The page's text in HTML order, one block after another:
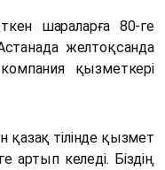
шараларға 80-ге
желтоқсанда
қызметкері
қазақ тілінде қызмет
артып келеді. Біздің